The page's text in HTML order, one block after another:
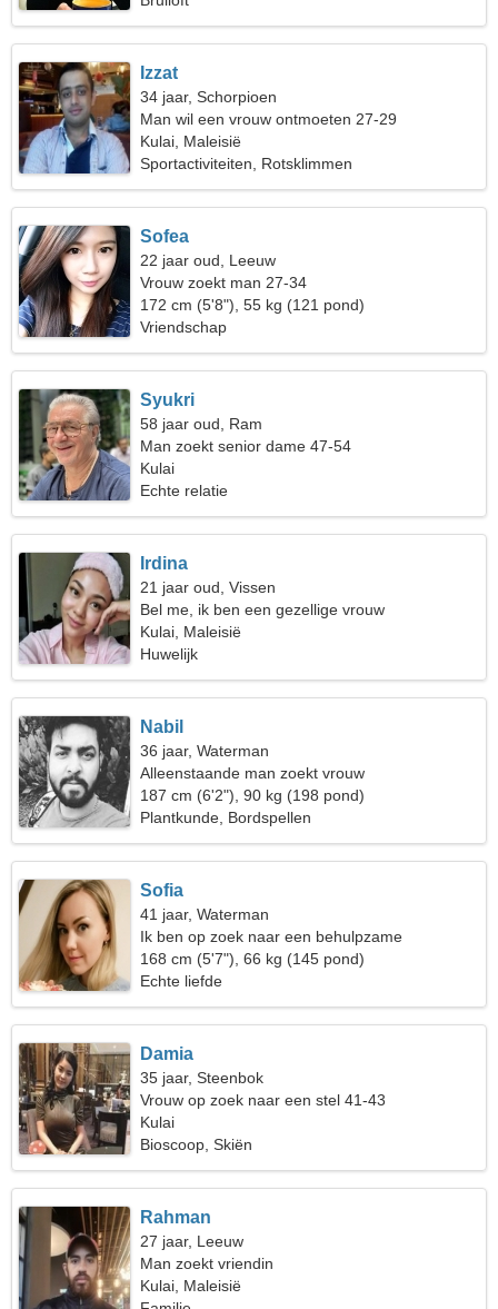
Izzat
34 jaar, Schorpioen
Man wil een vrouw ontmoeten 27-29
Kulai, Maleisië
Sportactiviteiten, Rotsklimmen
Sofea
22 jaar oud, Leeuw
Vrouw zoekt man 27-34
172 cm (5'8"), 55 kg (121 pond)
Vriendschap
Syukri
58 jaar oud, Ram
Man zoekt senior dame 47-54
Kulai
Echte relatie
Irdina
21 jaar oud, Vissen
Bel me, ik ben een gezellige vrouw
Kulai, Maleisië
Huwelijk
Nabil
36 jaar, Waterman
Alleenstaande man zoekt vrouw
187 cm (6'2"), 90 kg (198 pond)
Plantkunde, Bordspellen
Sofia
41 jaar, Waterman
Ik ben op zoek naar een behulpzame
fitnessvriend
168 cm (5'7"), 66 kg (145 pond)
Echte liefde
Damia
35 jaar, Steenbok
Vrouw op zoek naar een stel 41-43
Kulai
Bioscoop, Skiën
Rahman
27 jaar, Leeuw
Man zoekt vriendin
Kulai, Maleisië